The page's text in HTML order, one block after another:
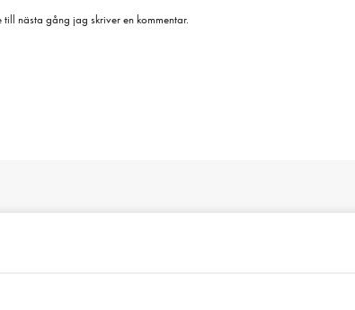
nästa gång jag skriver en kommentar.